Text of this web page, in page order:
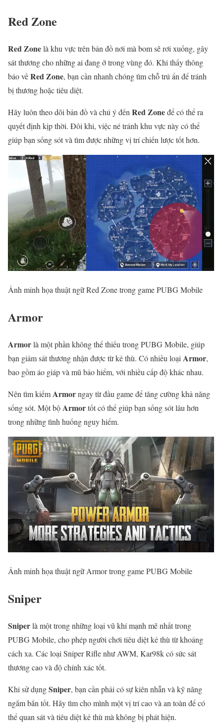
Red Zone
Red Zonelà khu vực trên bản đồ nơi mà bom sẽ rơi xuống, gây
sát thương cho những ai đang ở trong vùng đó. Khi thấy thông
báo vềRed Zone, bạn cần nhanh chóng tìm chỗ trú ẩn để tránh
bị thương hoặc tiêu diệt.
Hãy luôn theo dõi bản đồ và chú ý đến Red Zoneđể có thể ra
quyết định kịp thời. Đôi khi, việc né tránh khu vực này có thể
giúp bạn sống sót và tìm được những vị trí chiến lược tốt hơn.
Ảnh minh họa thuật ngữ Red Zone trong game PUBG Mobile
Armor
Armorlà một phần không thể thiếu trong PUBG Mobile, giúp
bạn giảm sát thương nhận được từ kẻ thù. Có nhiều loại Armor,
bao gồm áo giáp và mũ bảo hiểm, với nhiều cấp độ khác nhau.
Nên tìm kiếmArmorngay từ đầu game để tăng cường khả năng
sống sót. Một bộArmortốt có thể giúp bạn sống sót lâu hơn
trong những tình huống nguy hiểm.
Ảnh minh họa thuật ngữ Armor trong game PUBG Mobile
Sniper
Sniperlà một trong những loại vũ khí mạnh mẽ nhất trong
PUBG Mobile, cho phép người chơi tiêu diệt kẻ thù từ khoảng
cách xa. Các loại Sniper Rifle như AWM, Kar98k có sức sát
thương cao và độ chính xác tốt.
Khi sử dụngSniper, bạn cần phải có sự kiên nhẫn và kỹ năng
ngắm bắn tốt. Hãy tìm cho mình một vị trí cao và an toàn để có
thể quan sát và tiêu diệt kẻ thù mà không bị phát hiện.